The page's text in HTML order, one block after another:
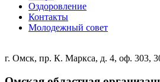
Оздоровление
Контакты
Молодежный совет
г. Омск, пр. К. Маркса, д. 4, оф. 303,